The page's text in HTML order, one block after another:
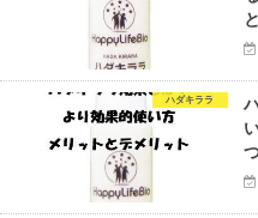
ハダキララ